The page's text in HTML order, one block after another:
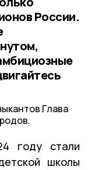
России.
Глава
году стали
школы